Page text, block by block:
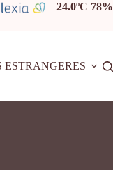
24.0ºC 78%
ESTRANGERES